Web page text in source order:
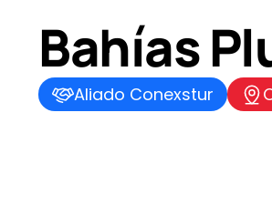
Bahías
Aliado Conexstur